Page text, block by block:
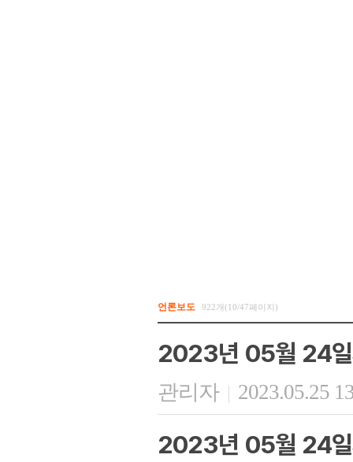
언론보도 922개(10/47페이지)
2023년 05월 24일
관리자 | 2023.05.25
2023년 05월 24일